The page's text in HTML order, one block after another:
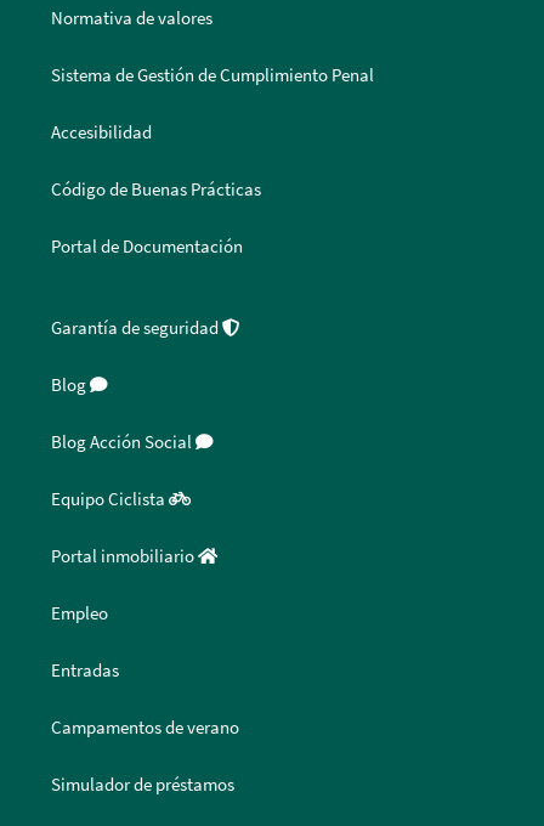
Normativa de valores
Sistema de Gestión de Cumplimiento Penal
Accesibilidad
Código de Buenas Prácticas
Portal de Documentación
Garantía de seguridad
Blog
Blog Acción Social
Equipo Ciclista
Portal inmobiliario
Empleo
Entradas
Campamentos de verano
Simulador de préstamos